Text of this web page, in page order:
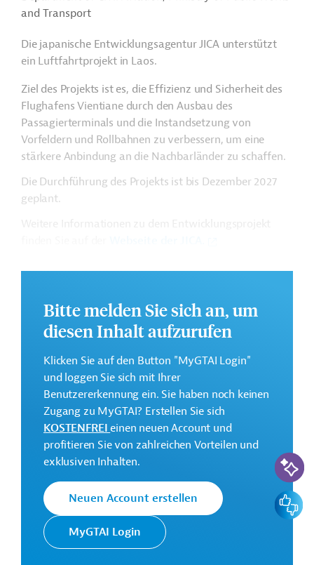
and Transport
Die japanische Entwicklungsagentur JICA unterstützt
ein Luftfahrtprojekt in Laos.
Ziel des Projekts ist es, die Effizienz und Sicherheit des
Flughafens Vientiane durch den Ausbau des
Passagierterminals und die Instandsetzung von
Vorfeldern und Rollbahnen zu verbessern, um eine
stärkere Anbindung an die Nachbarländer zu schaffen.
Die Durchführung des Projekts ist bis Dezember 2027
geplant.
Geschäftsanbahnung.
Kontaktadressen
Japan
International
Cooperation
Agency (JICA)
Die JICA setzt die Finanzielle
Zusammenarbeit (FZ) Japans im
Auftrag der Regierung um. Ziele der
sozioökonomischen Wachstums in
Entwicklungsländern und die
Förderung der internationalen
Zusammenarbeit.
Bitte melden Sie sich an, um
diesen Inhalt aufzurufen
Klicken Sie auf den Button "MyGTAI Login"
und loggen Sie sich mit Ihrer
Benutzererkennung ein. Sie haben noch keinen
Zugang zu MyGTAI? Erstellen Sie sich
KOSTENFREIeinen neuen Account und
profitieren Sie von zahlreichen Vorteilen und
exklusiven Inhalten.
Neuen Account erstellen
MyGTAI Login
KI-